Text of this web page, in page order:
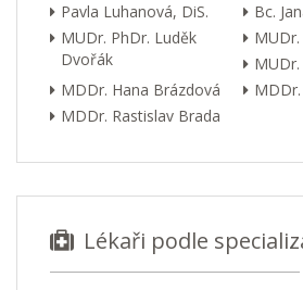
Pavla Luhanová, DiS.
Bc.
MUDr. PhDr. Luděk
Dvořák
MDDr. Hana Brázdová
MDDr. Rastislav Brada
Lékaři podle